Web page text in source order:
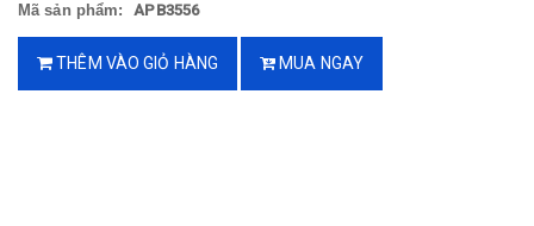
Mã sản phẩm: APB3556
THÊM VÀO GIỎ HÀNG MUA NGAY